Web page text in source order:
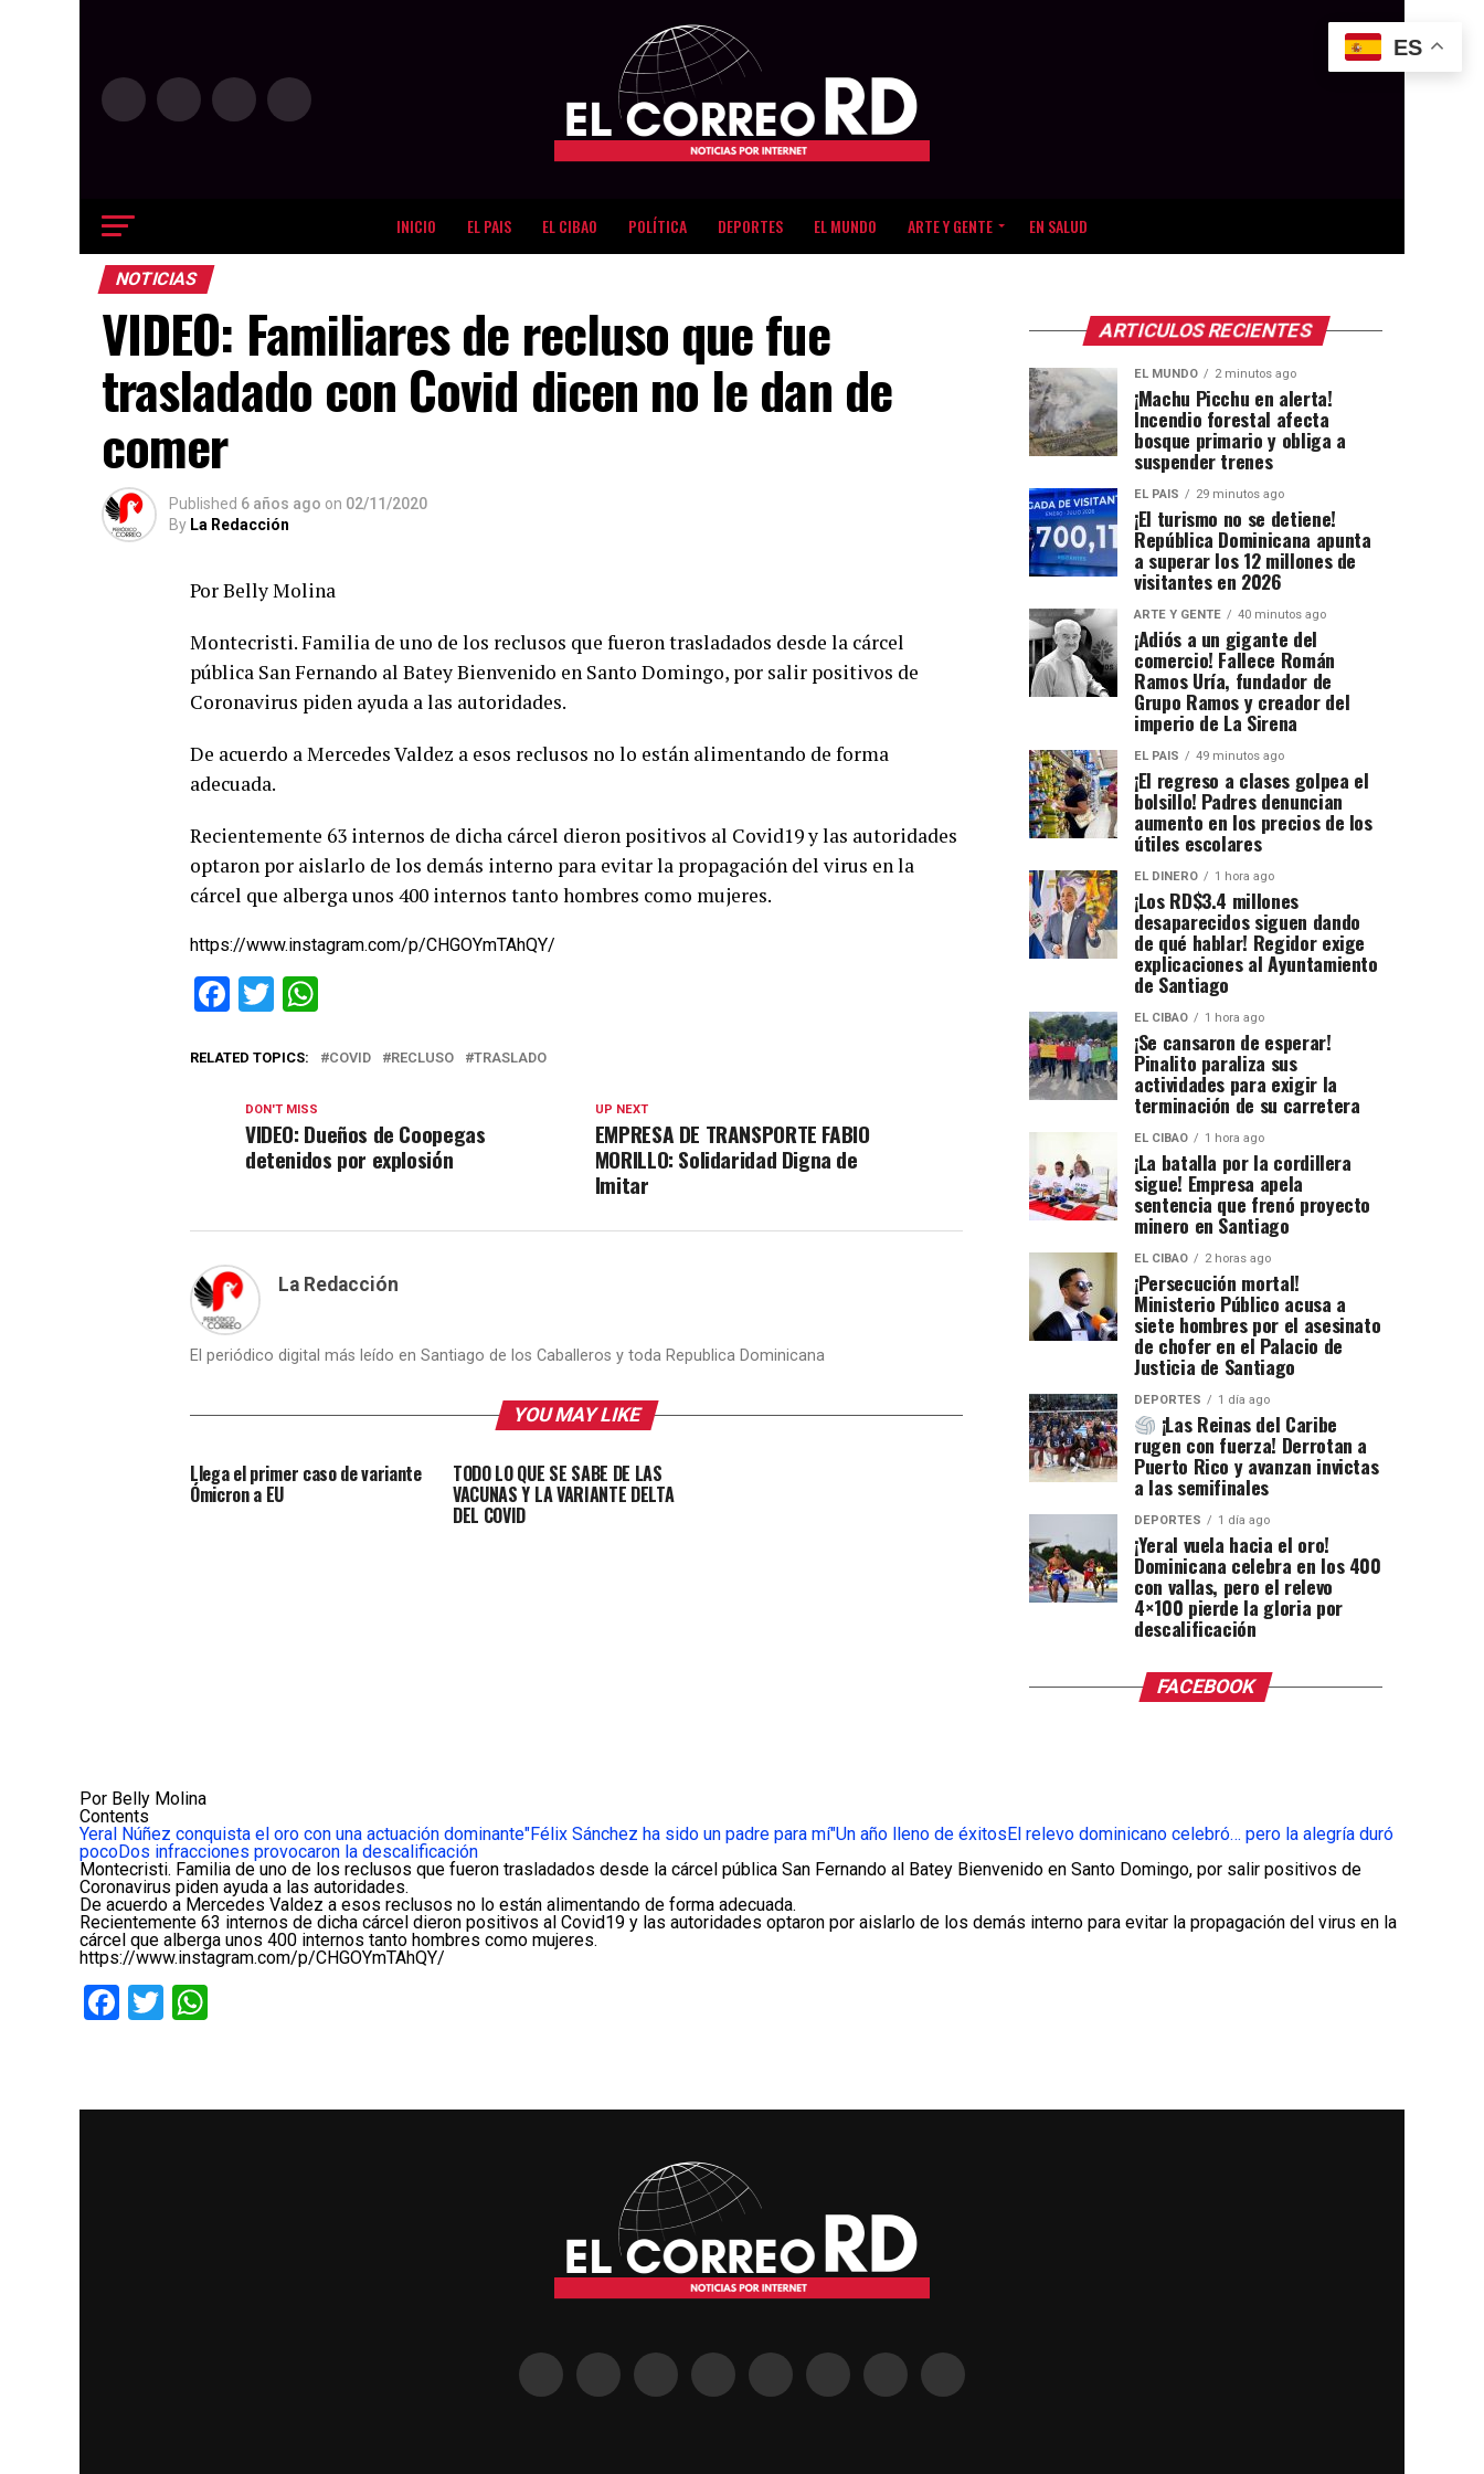
INICIO EL PAIS EL CIBAO POLÍTICA DEPORTES EL MUNDO ARTE Y GENTE EN SALUD
NOTICIAS
VIDEO: Familiares de recluso que fue
trasladado con Covid dicen no le dan de
comer
Published 6 años ago on 02/11/2020
By La Redacción
Por Belly Molina
Montecristi. Familia de uno de los reclusos que fueron trasladados desde la cárcel
pública San Fernando al Batey Bienvenido en Santo Domingo, por salir positivos de
Coronavirus piden ayuda a las autoridades.
De acuerdo a Mercedes Valdez a esos reclusos no lo están alimentando de forma
adecuada.
Recientemente 63 internos de dicha cárcel dieron positivos al Covid19 y las autoridades
optaron por aislarlo de los demás interno para evitar la propagación del virus en la
cárcel que alberga unos 400 internos tanto hombres como mujeres.
https://www.instagram.com/p/CHGOYmTAhQY/
Facebook
Twitter
RELATED TOPICS: COVID RECLUSO TRASLADO
UP NEXT
EMPRESA DE TRANSPORTE FABIO
MORILLO: Solidaridad Digna de
Imitar
DON'T MISS
VIDEO: Dueños de Coopegas
detenidos por explosión
La Redacción
El periódico digital más leído en Santiago de los Caballeros y toda Republica Dominicana
YOU MAY LIKE
Llega el primer caso de variante
Ómicron a EU
TODO LO QUE SE SABE DE LAS
VACUNAS Y LA VARIANTE DELTA
DEL COVID
ARTICULOS RECIENTES
EL MUNDO 2 minutos ago
¡Machu Picchu en alerta!
Incendio forestal afecta
bosque primario y obliga a
suspender trenes
EL PAIS 29 minutos ago
¡El turismo no se detiene!
República Dominicana apunta
a superar los 12 millones de
visitantes en 2026
ARTE Y GENTE 40 minutos ago
¡Adiós a un gigante del
comercio! Fallece Román
Ramos Uría, fundador de
Grupo Ramos y creador del
imperio de La Sirena
EL PAIS 49 minutos ago
¡El regreso a clases golpea el
bolsillo! Padres denuncian
aumento en los precios de los
útiles escolares
EL DINERO 1 hora ago
¡Los RD$3.4 millones
desaparecidos siguen dando
de qué hablar! Regidor exige
explicaciones al Ayuntamiento
de Santiago
EL CIBAO 1 hora ago
¡Se cansaron de esperar!
Pinalito paraliza sus
actividades para exigir la
terminación de su carretera
EL CIBAO 1 hora ago
¡La batalla por la cordillera
sigue! Empresa apela
sentencia que frenó proyecto
minero en Santiago
EL CIBAO 2 horas ago
¡Persecución mortal!
Ministerio Público acusa a
siete hombres por el asesinato
de chofer en el Palacio de
Justicia de Santiago
DEPORTES 1 día ago
¡Las Reinas del Caribe
rugen con fuerza! Derrotan a
Puerto Rico y avanzan invictas
a las semifinales
DEPORTES 1 día ago
¡Yeral vuela hacia el oro!
Dominicana celebra en los 400
con vallas, pero el relevo
4×100 pierde la gloria por
descalificación
FACEBOOK
Por Belly Molina
Contents
Yeral Núñez conquista el oro con una actuación dominante"Félix Sánchez ha sido un padre para mí"Un año lleno de éxitos El relevo dominicano celebró… pero la alegría duró
pocoDos infracciones provocaron la descalificación
Montecristi. Familia de uno de los reclusos que fueron trasladados desde la cárcel pública San Fernando al Batey Bienvenido en Santo Domingo, por salir positivos de
Coronavirus piden ayuda a las autoridades.
De acuerdo a Mercedes Valdez a esos reclusos no lo están alimentando de forma adecuada.
Recientemente 63 internos de dicha cárcel dieron positivos al Covid19 y las autoridades optaron por aislarlo de los demás interno para evitar la propagación del virus en la
cárcel que alberga unos 400 internos tanto hombres como mujeres.
https://www.instagram.com/p/CHGOYmTAhQY/
Facebook
Twitter
ES